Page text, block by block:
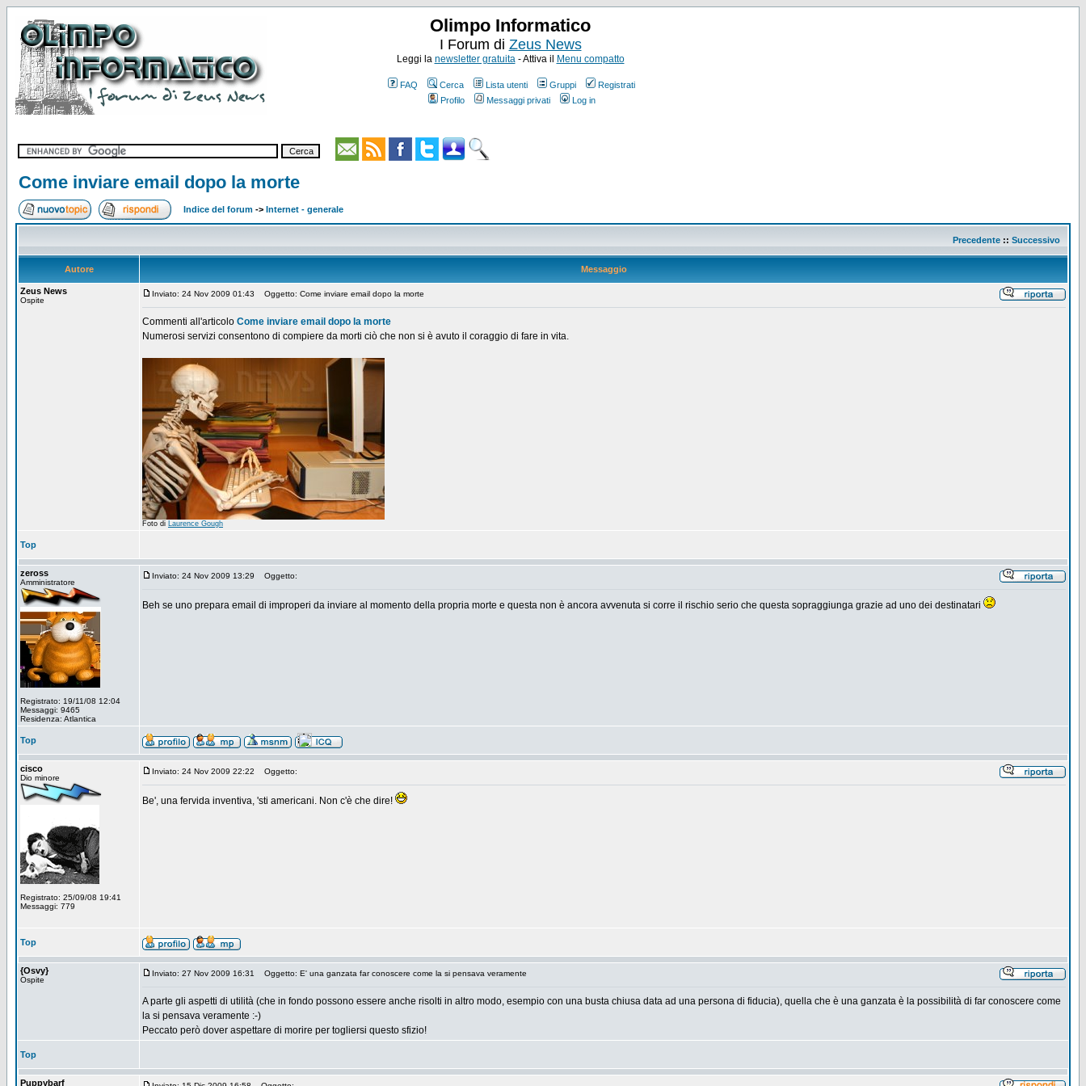
Olimpo Informatico
I Forum di Zeus News
Leggi la newsletter gratuita- Attiva il Menu compatto
FAQ Cerca Lista utenti Gruppi
Registrati
Profilo
Messaggi privati Log in
Come inviare email dopo la morte
Indice del forum -> Internet - generale
Precedente :: Successivo
Autore Messaggio
Zeus News
Ospite
Inviato: 24 Nov 2009 01:43 Oggetto: Come inviare email dopo la morte
Commenti all'articolo Come inviare email dopo la morte
Numerosi servizi consentono di compiere da morti ciò che non si è avuto il coraggio di fare in vita.
Foto di Laurence Gough
Top
zeross
Amministratore
Registrato: 19/11/08 12:04
Messaggi: 9465
Residenza: Atlantica
Inviato: 24 Nov 2009 13:29 Oggetto:
Beh se uno prepara email di improperi da inviare al momento della propria morte e questa non è ancora avvenuta si corre il rischio serio che questa sopraggiunga grazie ad uno dei destinatari
Top
cisco
Dio minore
Registrato: 25/09/08 19:41
Messaggi: 779
Inviato: 24 Nov 2009 22:22 Oggetto:
Be', una fervida inventiva, 'sti americani. Non c'è che dire!
Top
{Osvy}
Ospite
Inviato: 27 Nov 2009 16:31 Oggetto: E' una ganzata far conoscere come la si pensava veramente
A parte gli aspetti di utilità (che in fondo possono essere anche risolti in altro modo, esempio con una busta chiusa data ad una persona di fiducia), quella che è una ganzata è la possibilità di far conoscere come
la si pensava veramente :-)
Peccato però dover aspettare di morire per togliersi questo sfizio!
Top
Puppybarf